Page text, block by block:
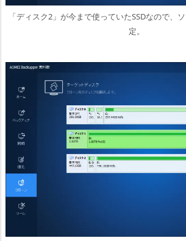
「ディスク2」が今まで使っていたSSDなので、
定。